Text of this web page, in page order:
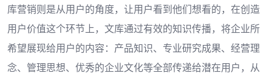
库营销则是从用户的角度，让用户看到他们想看的，在创造
用户价值这个环节上，文库通过有效的知识传播，将企业所
希望展现给用户的内容：产品知识、专业研究成果、经营理
念、管理思想、优秀的企业文化等全部传递给潜在用户，从